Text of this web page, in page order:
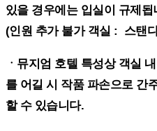
있을 경우에는 입실이 규제됩
(인원 추가 불가 객실 : 스탠
ㆍ뮤지엄 호텔 특성상 객실
를 어길 시 작품 파손으로 간
할 수 있습니다.